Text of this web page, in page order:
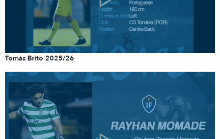
Tomás Brito 2025/26